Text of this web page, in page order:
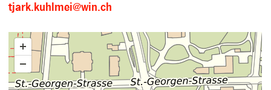
tjark.kuhlmei@win.ch